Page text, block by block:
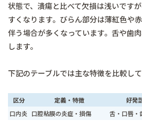
状態で、潰瘍と比べて欠損は浅いです
すくなります。びらん部分は薄紅色や
伴う場合が多くなっています。舌や歯
します。
下記のテーブルでは主な特徴を比較して
区分 定義・特徴 好発
口内炎 口腔粘膜の炎症・損傷 舌・口唇・